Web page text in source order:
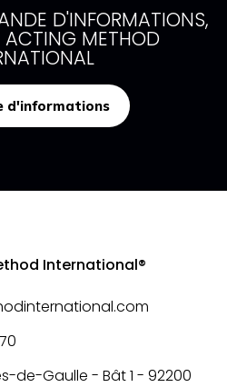
D'INFORMATIONS,
METHOD
d'informations
International®
de-Gaulle - Bât 1 - 92200